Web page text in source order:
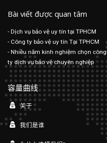
Bài viết được quan tâm
- Dịch vụ bảo vệ uy tín tại TPHCM
- Công ty bảo vệ uy tín Tại TPHCM
- Nhiều năm kinh nghiệm chọn công
ty dịch vụ bảo vệ chuyên nghiệp
容量曲线
关于
我们是谁